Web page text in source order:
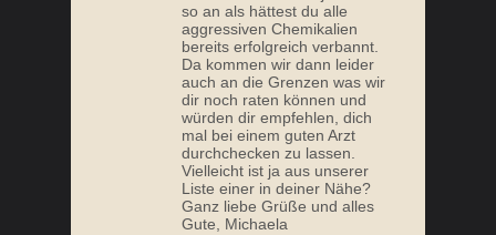
so an als hättest du alle
aggressiven Chemikalien
bereits erfolgreich verbannt.
Da kommen wir dann leider
auch an die Grenzen was wir
dir noch raten können und
würden dir empfehlen, dich
mal bei einem guten Arzt
durchchecken zu lassen.
Vielleicht ist ja aus unserer
Liste einer in deiner Nähe?
Ganz liebe Grüße und alles
Gute, Michaela